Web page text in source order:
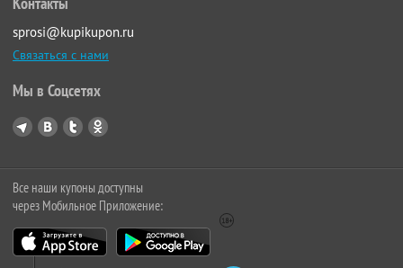
sprosi@kupikupon.ru
Связаться с нами
Мы в Соцсетях
Все наши купоны доступны
через Мобильное Приложение: